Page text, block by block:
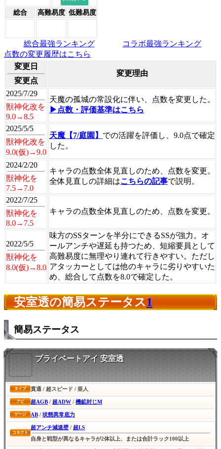
総合 高難易度 低難易度
総合最強ランキング
コラボ最強ランキング
点数の変更履歴はこちら
変更日
変更点
変更理由
2025/7/29
獣神化改を
9.0→8.5
天魔の孤城の常設化に伴い、点数を変更した。
▶点数・評価基準はこちら
2025/5/5
獣神化改を
9.0(仮)→9.0
天魔【7/庭園】 での活躍を評価し、9.0点で確定
した。
2024/2/20
獣神化を
7.5→7.0
キャラの点数全体見直しのため、点数を変更。
全体見直しの詳細はこちらの記事で説明。
2022/7/25
獣神化を
8.0→7.5
キャラの点数全体見直しのため、点数を変更。
2022/5/5
獣神化を
8.0(仮)→8.0
味方のSSターンを半分にできるSSが強力。オ
ールアンチや遅延も持つため、短縮要員として
高難易度に無理やり連れて行きやすい。ただし
アタッカーとしては他のキャラに劣りやすいた
め、総合して点数を8.0で確定した。
安室透の簡易ステータス1
簡易ステータス
プライベートアイ 安室透
タイプ 貫通 / 超スピード / 亜人
アビ 超AGB / 超ADW / 機鉱封じM
ゲージ AB /状態異常底力
コネクト
超アンチ減速壁 / 超LS
自身と戦型が異なるキャラが2体以上、または合計ラック100以上